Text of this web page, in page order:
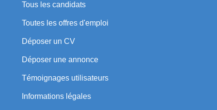
Tous les candidats
Toutes les offres d'emploi
Déposer un CV
Déposer une annonce
Témoignages utilisateurs
Informations légales